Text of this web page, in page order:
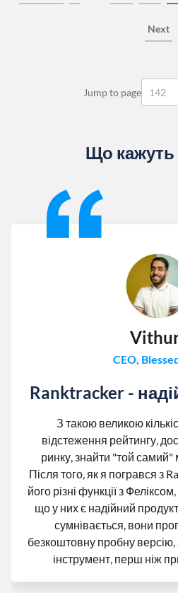
Next
Jump to page
Що
CEO,
Ranktracker -
З такою великою
відстеження рейтингу,
ринку, знайти "той
Після того, як я погрався з
його різні функції з
що у них є надійний
сумнівається, вони
безкоштовну пробну
інструмент, перш ніж